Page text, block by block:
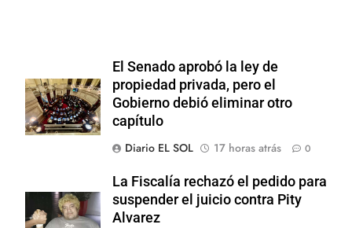
El Senado aprobó la ley de
propiedad privada, pero el
Gobierno debió eliminar otro
capítulo
Diario EL SOL
17 horas atrás 0
La Fiscalía rechazó el pedido para
suspender el juicio contra Pity
Alvarez